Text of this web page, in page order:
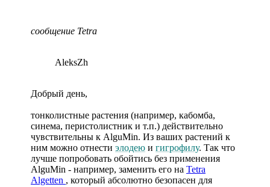
сообщение Tetra
AleksZh
Добрый день,
тонколистные растения (например, кабомба,
синема, перистолистник и т.п.) действительно
чувствительны к AlguMin. Из ваших растений к
ним можно отнести элодею и гигрофилу. Так что
лучше попробовать обойтись без применения
AlguMin - например, заменить его на Tetra
Algetten , который абсолютно безопасен для